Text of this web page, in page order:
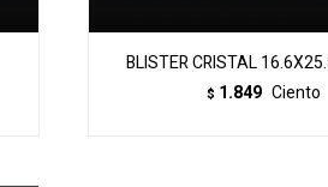
BLISTER CRISTAL
$ 1.849 Ciento